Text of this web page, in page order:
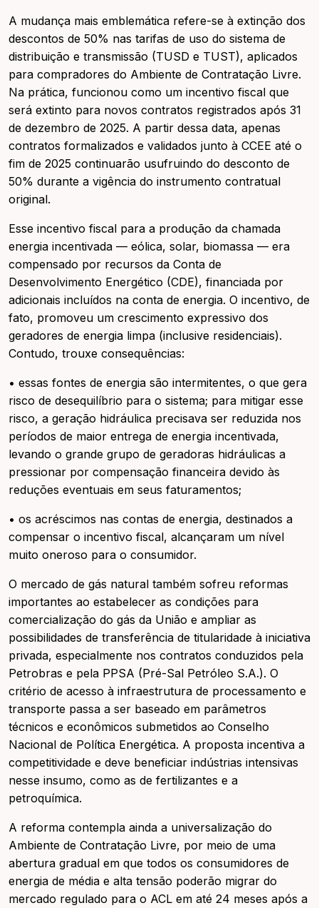
A mudança mais emblemática refere-se à extinção dos
descontos de 50% nas tarifas de uso do sistema de
distribuição e transmissão (TUSD e TUST), aplicados
para compradores do Ambiente de Contratação Livre.
Na prática, funcionou como um incentivo fiscal que
será extinto para novos contratos registrados após 31
de dezembro de 2025. A partir dessa data, apenas
contratos formalizados e validados junto à CCEE até o
fim de 2025 continuarão usufruindo do desconto de
50% durante a vigência do instrumento contratual
original.
Esse incentivo fiscal para a produção da chamada
energia incentivada — eólica, solar, biomassa — era
compensado por recursos da Conta de
Desenvolvimento Energético (CDE), financiada por
adicionais incluídos na conta de energia. O incentivo, de
fato, promoveu um crescimento expressivo dos
geradores de energia limpa (inclusive residenciais).
Contudo, trouxe consequências:
• essas fontes de energia são intermitentes, o que gera
risco de desequilíbrio para o sistema; para mitigar esse
risco, a geração hidráulica precisava ser reduzida nos
períodos de maior entrega de energia incentivada,
levando o grande grupo de geradoras hidráulicas a
pressionar por compensação financeira devido às
reduções eventuais em seus faturamentos;
• os acréscimos nas contas de energia, destinados a
compensar o incentivo fiscal, alcançaram um nível
muito oneroso para o consumidor.
O mercado de gás natural também sofreu reformas
importantes ao estabelecer as condições para
comercialização do gás da União e ampliar as
possibilidades de transferência de titularidade à iniciativa
privada, especialmente nos contratos conduzidos pela
Petrobras e pela PPSA (Pré-Sal Petróleo S.A.). O
critério de acesso à infraestrutura de processamento e
transporte passa a ser baseado em parâmetros
técnicos e econômicos submetidos ao Conselho
Nacional de Política Energética. A proposta incentiva a
competitividade e deve beneficiar indústrias intensivas
nesse insumo, como as de fertilizantes e a
petroquímica.
A reforma contempla ainda a universalização do
Ambiente de Contratação Livre, por meio de uma
abertura gradual em que todos os consumidores de
energia de média e alta tensão poderão migrar do
mercado regulado para o ACL em até 24 meses após a